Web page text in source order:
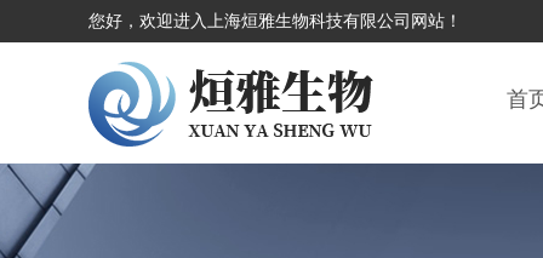
您好，欢迎进入上海烜雅生物科技有限公司网站！
首